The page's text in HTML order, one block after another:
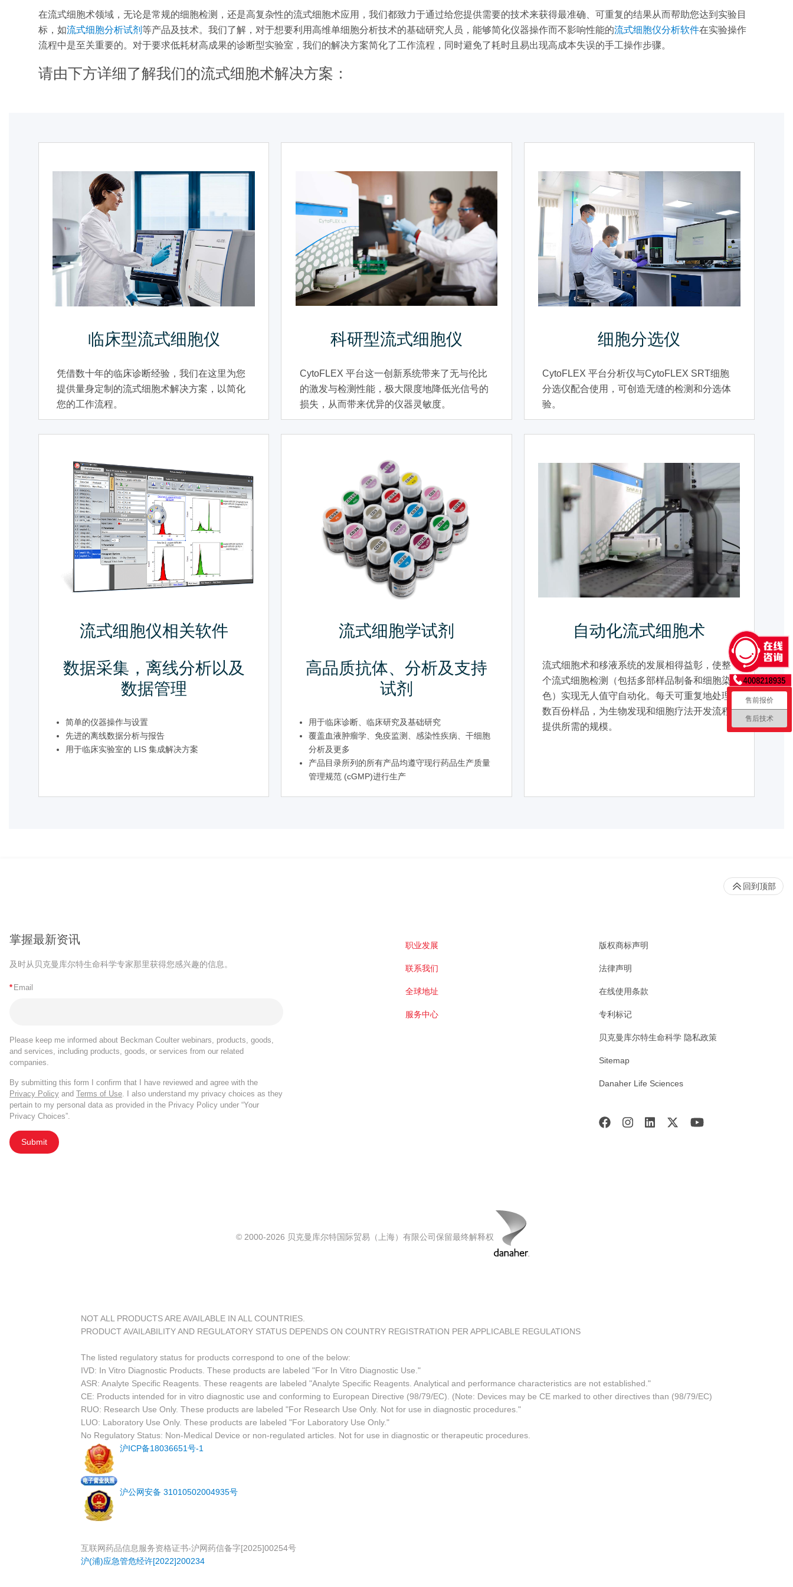
在流式细胞术领域，无论是常规的细胞检测，还是高复杂性的流式细胞术应用，我们都致力于通过给您提供需要的技术来获得最准确、可重复的结果从而帮助您达到实验目
标，如流式细胞分析试剂 等产品及技术。我们了解，对于想要利用高维单细胞分析技术的基础研究人员，能够简化仪器操作而不影响性能的流式细胞仪分析软件在实验操作
流程中是至关重要的。对于要求低耗材高成果的诊断型实验室，我们的解决方案简化了工作流程，同时避免了耗时且易出现高成本失误的手工操作步骤。
请由下方详细了解我们的流式细胞术解决方案：
临床型流式细胞仪
凭借数十年的临床诊断经验，我们在这里为您
提供量身定制的流式细胞术解决方案，以简化
您的工作流程。
科研型流式细胞仪
CytoFLEX 平台这一创新系统带来了无与伦比
的激发与检测性能，极大限度地降低光信号的
损失，从而带来优异的仪器灵敏度。
细胞分选仪
CytoFLEX 平台分析仪与CytoFLEX SRT细胞
分选仪配合使用，可创造无缝的检测和分选体
验。
流式细胞仪相关软件
数据采集，离线分析以及
数据管理
简单的仪器操作与设置
先进的离线数据分析与报告
用于临床实验室的 LIS 集成解决方案
流式细胞学试剂
高品质抗体、分析及支持
试剂
用于临床诊断、临床研究及基础研究
覆盖血液肿瘤学、免疫监测、感染性疾病、干细胞
分析及更多
产品目录所列的所有产品均遵守现行药品生产质量
管理规范 (cGMP)进行生产
自动化流式细胞术
流式细胞术和移液系统的发展相得益彰，使整
个流式细胞检测（包括多部样品制备和细胞染
色）实现无人值守自动化。每天可重复地处理
数百份样品，为生物发现和细胞疗法开发流程
提供所需的规模。
掌握最新资讯
及时从贝克曼库尔特生命科学专家那里获得您感兴趣的信息。
* Email
Please keep me informed about Beckman Coulter webinars, products, goods,
and services, including products, goods, or services from our related
companies.
By submitting this form I confirm that I have reviewed and agree with the
Privacy Policy and Terms of Use . I also understand my privacy choices as they
pertain to my personal data as provided in the Privacy Policy under “Your
Privacy Choices”.
Submit
职业发展
联系我们
全球地址
服务中心
版权商标声明
法律声明
在线使用条款
专利标记
贝克曼库尔特生命科学 隐私政策
Sitemap
Danaher Life Sciences
回到顶部
© 2000-2026 贝克曼库尔特国际贸易（上海）有限公司保留最终解释权
NOT ALL PRODUCTS ARE AVAILABLE IN ALL COUNTRIES.
PRODUCT AVAILABILITY AND REGULATORY STATUS DEPENDS ON COUNTRY REGISTRATION PER APPLICABLE REGULATIONS
The listed regulatory status for products correspond to one of the below:
IVD: In Vitro Diagnostic Products. These products are labeled "For In Vitro Diagnostic Use."
ASR: Analyte Specific Reagents. These reagents are labeled "Analyte Specific Reagents. Analytical and performance characteristics are not established."
CE: Products intended for in vitro diagnostic use and conforming to European Directive (98/79/EC). (Note: Devices may be CE marked to other directives than (98/79/EC)
RUO: Research Use Only. These products are labeled "For Research Use Only. Not for use in diagnostic procedures."
LUO: Laboratory Use Only. These products are labeled "For Laboratory Use Only."
No Regulatory Status: Non-Medical Device or non-regulated articles. Not for use in diagnostic or therapeutic procedures.
沪ICP备18036651号-1
沪公网安备 31010502004935号
互联网药品信息服务资格证书-沪网药信备字[2025]00254号
沪(浦)应急管危经许[2022]200234
售前报价
售后技术